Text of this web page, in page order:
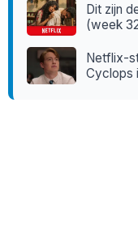
Dit zijn
(week
Netflix-
Cyclops